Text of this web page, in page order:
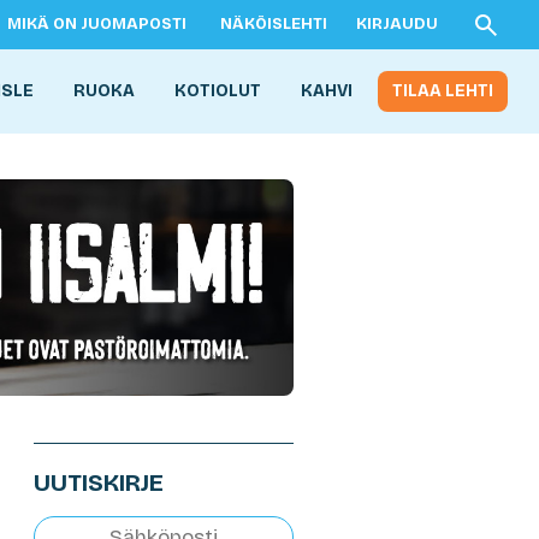
MIKÄ ON JUOMAPOSTI NÄKÖISLEHTI KIRJAUDU
RUOKA KOTIOLUT KAHVI TILAA LEHTI
UUTISKIRJE